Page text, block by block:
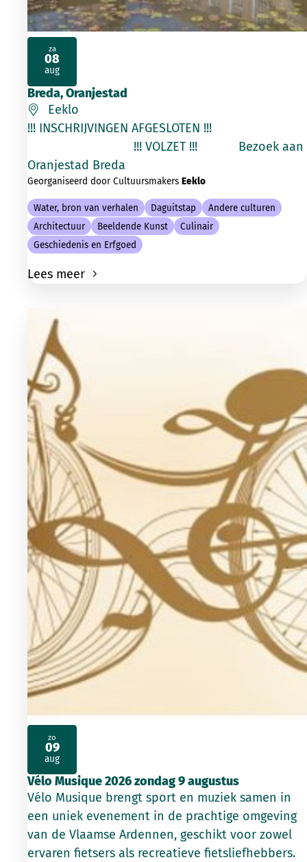
Breda, Oranjestad
Eeklo
!!! INSCHRIJVINGEN AFGESLOTEN !!!
!!! VOLZET !!! Bezoek aan
Oranjestad Breda
Georganiseerd door Cultuursmakers Eeklo
Water, bron van verhalen Daguitstap
Andere culturen
Architectuur
Beeldende Kunst
Culinair
Geschiedenis en Erfgoed
Lees meer
za
08
aug
2026
Vélo Musique 2026 zondag 9 augustus
Vélo Musique brengt sport en muziek samen in
een uniek evenement in de prachtige omgeving
van de Vlaamse Ardennen, geschikt voor zowel
ervaren fietsers als recreatieve fietsliefhebbers.
zo
09
aug
2026